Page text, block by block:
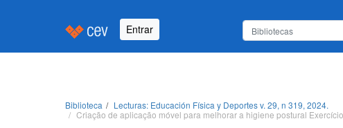
Entrar
Biblioteca
Lecturas: Educación Física y Deportes v. 29, n 319, 2024.
Criação de aplicação móvel para melhorar a higiene postural